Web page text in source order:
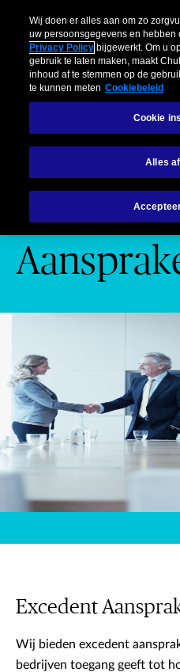
Bedrijven Particulieren
Excedent
Excedent
Excedent
Wij bieden excedent
bedrijven toegang geeft tot
Wij doen er alles aan om zo
uw persoonsgegevens en hebben
Privacy Policy bijgewerkt. Om u
gebruik te laten maken, maakt
inhoud af te stemmen op de
te kunnen meten Cookiebeleid
Cookie
Alles